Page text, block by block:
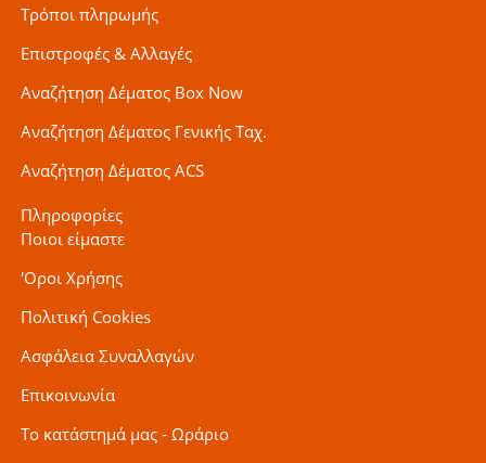
Τρόποι πληρωμής
Επιστροφές & Αλλαγές
Αναζήτηση Δέματος Box Now
Αναζήτηση Δέματος Γενικής Ταχ.
Αναζήτηση Δέματος ACS
Πληροφορίες
Ποιοι είμαστε
'Οροι Χρήσης
Πολιτική Cookies
Ασφάλεια Συναλλαγών
Επικοινωνία
Το κατάστημά μας - Ωράριο